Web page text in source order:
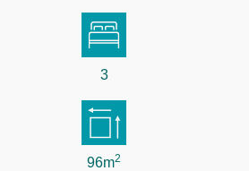
3
96m2